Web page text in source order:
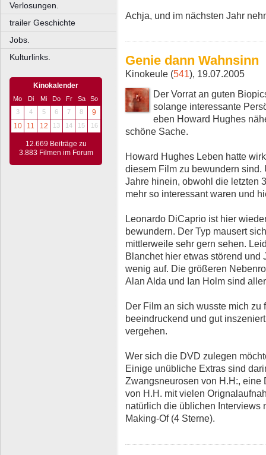
Verlosungen.
trailer Geschichte
Jobs.
Kulturlinks.
Kinokalender
Mo Di Mi Do Fr Sa
So
3
4 5 6 7 8
9
10
11 12 13 14 15 16
12.669 Beiträge zu
3.883 Filmen im Forum
Achja, und im nächsten Jahr
Genie dann Wahnsinn
Kinokeule (541), 19.07.2005
Der Vorrat an guten
solange interessante
eben Howard Hughes
schöne Sache.
Howard Hughes Leben hatte
diesem Film zu bewundern
Jahre hinein, obwohl die letzten
mehr so interessant waren und
Leonardo DiCaprio ist hier
bewundern. Der Typ mausert
mittlerweile sehr gern sehen.
Blanchet hier etwas störend
wenig auf. Die größeren
Alan Alda und Ian Holm sind
Der Film an sich wusste mich zu
beeindruckend und gut
vergehen.
Wer sich die DVD zulegen
Einige unübliche Extras sind
Zwangsneurosen von H.H:, eine
von H.H. mit vielen
natürlich die üblichen Interviews
Making-Of (4 Sterne).